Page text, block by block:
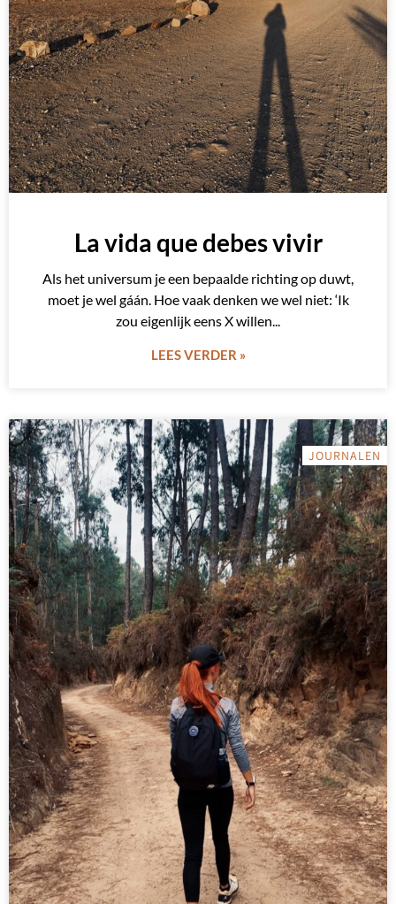
La vida que debes vivir
Als het universum je een bepaalde richting op duwt,
moet je wel gáán. Hoe vaak denken we wel niet: ‘Ik
zou eigenlijk eens X willen
LEES VERDER »
JOURNALEN